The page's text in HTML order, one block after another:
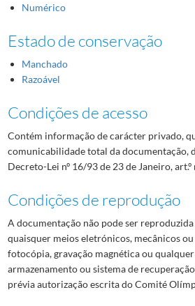
Numérico
Estado de conservação
Manchado
Razoável
Condições de acesso
Contém informação de carácter privado,
comunicabilidade total da documentação,
Decreto-Lei nº 16/93 de 23 de Janeiro, art.º
Condições de reprodução
A documentação não pode ser
quaisquer meios eletrónicos, mecânicos
fotocópia, gravação magnética ou
armazenamento ou sistema de
prévia autorização escrita do Comité